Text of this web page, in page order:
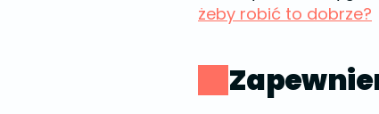
żeby robić to dobrze?